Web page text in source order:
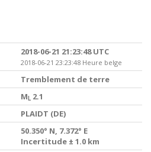
2018-06-21 21:23:48 UTC
2018-06-21 23:23:48 Heure belge
Tremblement de terre
M L 2.1
PLAIDT (DE)
50.350° N, 7.372° E
Incertitude ± 1.0 km